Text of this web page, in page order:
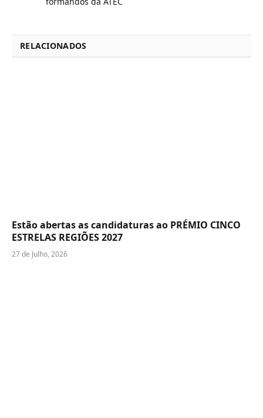
RELACIONADOS
Estão abertas as candidaturas ao PRÉMIO CINCO
ESTRELAS REGIÕES 2027
27 de Julho, 2026